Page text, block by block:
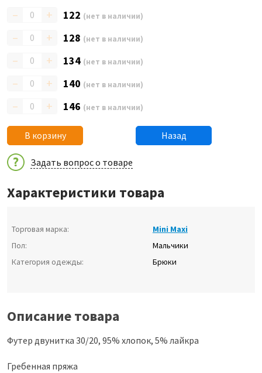
– + 122 (нет в наличии)
– + 128 (нет в наличии)
– + 134 (нет в наличии)
– + 140 (нет в наличии)
– + 146 (нет в наличии)
В корзину Назад
Задать вопрос о товаре
Характеристики товара
Торговая марка:
Mini Maxi
Пол:
Мальчики
Категория одежды:
Брюки
Описание товара
Футер двунитка 30/20, 95% хлопок, 5% лайкра
Гребенная пряжа